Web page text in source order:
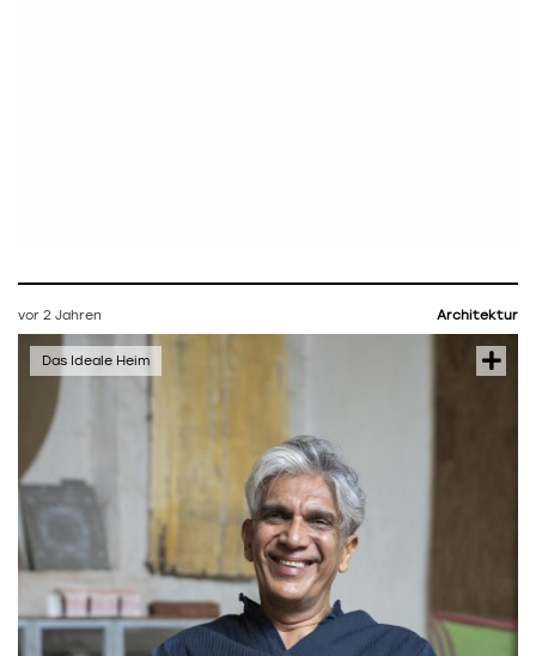
vor 2 Jahren Architektur